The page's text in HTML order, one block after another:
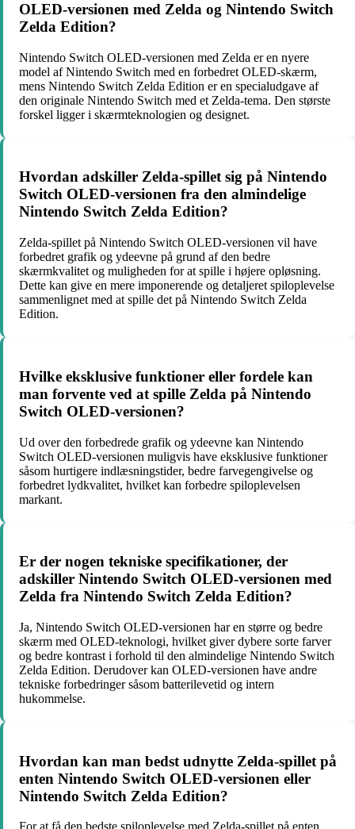
OLED-versionen med Zelda og Nintendo Switch
Zelda Edition?
Nintendo Switch OLED-versionen med Zelda er en nyere
model af Nintendo Switch med en forbedret OLED-skærm,
mens Nintendo Switch Zelda Edition er en specialudgave af
den originale Nintendo Switch med et Zelda-tema. Den største
forskel ligger i skærmteknologien og designet.
Hvordan adskiller Zelda-spillet sig på Nintendo
Switch OLED-versionen fra den almindelige
Nintendo Switch Zelda Edition?
Zelda-spillet på Nintendo Switch OLED-versionen vil have
forbedret grafik og ydeevne på grund af den bedre
skærmkvalitet og muligheden for at spille i højere opløsning.
Dette kan give en mere imponerende og detaljeret spiloplevelse
sammenlignet med at spille det på Nintendo Switch Zelda
Edition.
Hvilke eksklusive funktioner eller fordele kan
man forvente ved at spille Zelda på Nintendo
Switch OLED-versionen?
Ud over den forbedrede grafik og ydeevne kan Nintendo
Switch OLED-versionen muligvis have eksklusive funktioner
såsom hurtigere indlæsningstider, bedre farvegengivelse og
forbedret lydkvalitet, hvilket kan forbedre spiloplevelsen
markant.
Er der nogen tekniske specifikationer, der
adskiller Nintendo Switch OLED-versionen med
Zelda fra Nintendo Switch Zelda Edition?
Ja, Nintendo Switch OLED-versionen har en større og bedre
skærm med OLED-teknologi, hvilket giver dybere sorte farver
og bedre kontrast i forhold til den almindelige Nintendo Switch
Zelda Edition. Derudover kan OLED-versionen have andre
tekniske forbedringer såsom batterilevetid og intern
hukommelse.
Hvordan kan man bedst udnytte Zelda-spillet på
enten Nintendo Switch OLED-versionen eller
Nintendo Switch Zelda Edition?